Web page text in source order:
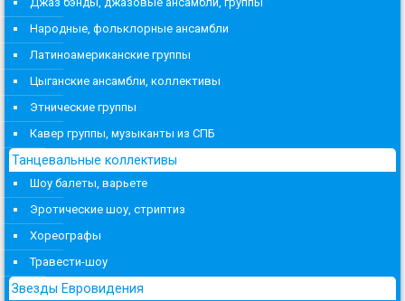
Народные, фольклорные ансамбли
Латиноамериканские группы
Цыганские ансамбли, коллективы
Этнические группы
Кавер группы, музыканты из СПБ
Танцевальные коллективы
Шоу балеты, варьете
Эротические шоу, стриптиз
Хореографы
Травести-шоу
Звезды Евровидения